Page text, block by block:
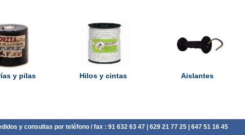
y pilas Hilos y cintas Aislantes
y consultas por teléfono / fax : 91 632 63 47 | 629 21 77 25 | 647 51 16 45